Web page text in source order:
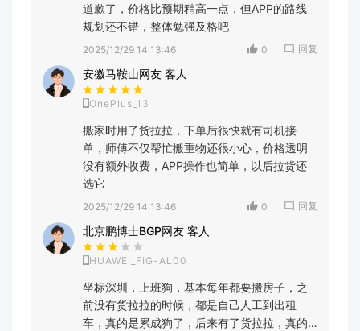
道歉了，价格比预期稍高一点，但APP的路线
规划还不错，整体勉强及格吧
2025/12/29 14:13:46 0 回复
安徽马鞍山网友 客人
OnePlus_13
搬家时用了货拉拉，下单后很快就有司机接
单，师傅不仅帮忙搬重物还很小心，价格透明
没有额外收费，APP操作也简单，以后拉货还
选它
2025/12/29 14:13:46 0 回复
北京鹏博士BGP网友 客人
HUAWEI_FIG-AL00
坐标深圳，上班狗，基本每年都要搬房子，之
前没有货拉拉的时候，都是自己人工到出租
车，真的是累成狗了，后来有了货拉拉，真的